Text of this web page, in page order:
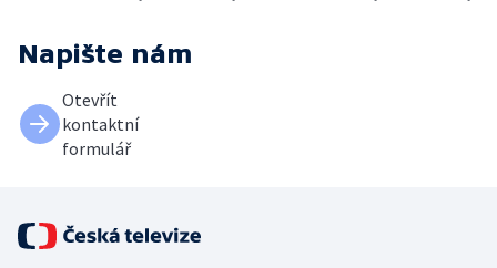
Napište nám
Otevřít
kontaktní
formulář